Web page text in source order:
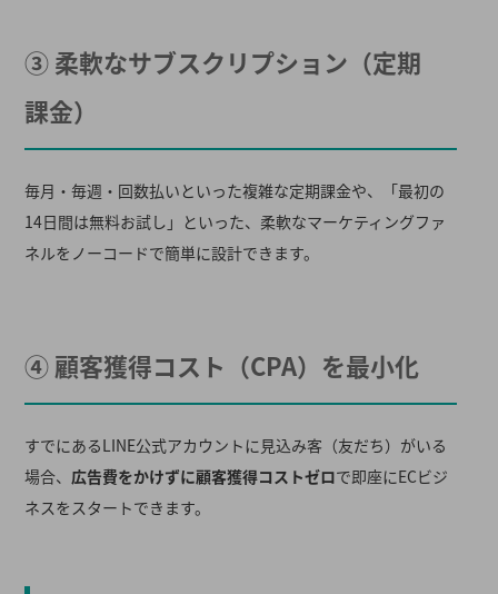
③ 柔軟なサブスクリプション（定期
課金）
毎月・毎週・回数払いといった複雑な定期課金や、「最初の
14日間は無料お試し」といった、柔軟なマーケティングファ
ネルをノーコードで簡単に設計できます。
④ 顧客獲得コスト（CPA）を最小化
すでにあるLINE公式アカウントに見込み客（友だち）がいる
場合、 広告費をかけずに顧客獲得コストゼロで即座にECビジ
ネスをスタートできます。